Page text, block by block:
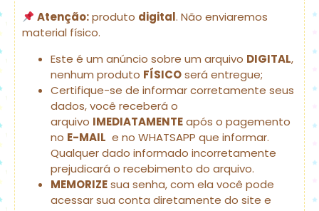
Atenção:produto digital. Não enviaremos
material físico.
Este é um anúncio sobre um arquivo DIGITAL,
nenhum produto FÍSICOserá entregue;
Certifique-se de informar corretamente seus
dados, você receberá o
arquivo IMEDIATAMENTEapós o pagemento
no E-MAIL e no WHATSAPP que informar.
Qualquer dado informado incorretamente
prejudicará o recebimento do arquivo.
MEMORIZEsua senha, com ela você pode
acessar sua conta diretamente do site e